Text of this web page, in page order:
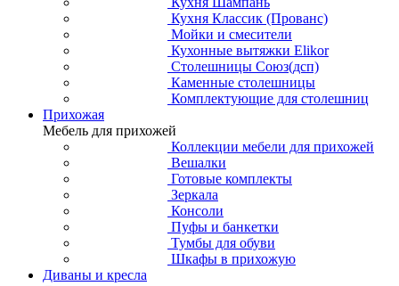
Кухня Классик (Прованс)
Мойки и смесители
Кухонные вытяжки Elikor
Столешницы Союз(дсп)
Каменные столешницы
Комплектующие для столешниц
Прихожая
Мебель для прихожей
Коллекции мебели для прихожей
Вешалки
Готовые комплекты
Зеркала
Консоли
Пуфы и банкетки
Тумбы для обуви
Шкафы в прихожую
Диваны и кресла